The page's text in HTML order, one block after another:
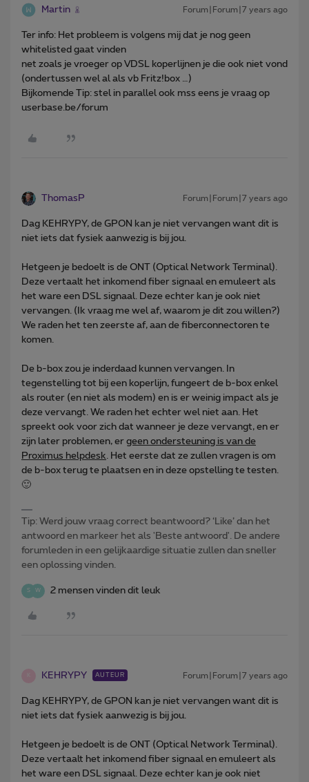
Martin Forum|Forum|7 years ago
Ter info: Het probleem is volgens mij dat je nog geen
whitelisted gaat vinden
net zoals je vroeger op VDSL koperlijnen je die ook niet vond
(ondertussen wel al als vb Fritz!box …)
Bijkomende Tip: stel in parallel ook mss eens je vraag op
userbase.be/forum
ThomasP Forum|Forum|7 years ago
Dag KEHRYPY, de GPON kan je niet vervangen want dit is
niet iets dat fysiek aanwezig is bij jou.
Hetgeen je bedoelt is de ONT (Optical Network Terminal).
Deze vertaalt het inkomend fiber signaal en emuleert als
het ware een DSL signaal. Deze echter kan je ook niet
vervangen. (Ik vraag me wel af, waarom je dit zou willen?)
We raden het ten zeerste af, aan de fiberconnectoren te
komen.
De b-box zou je inderdaad kunnen vervangen. In
tegenstelling tot bij een koperlijn, fungeert de b-box enkel
als router (en niet als modem) en is er weinig impact als je
deze vervangt. We raden het echter wel niet aan. Het
spreekt ook voor zich dat wanneer je deze vervangt, en er
zijn later problemen, er geen ondersteuning is van de
Proximus helpdesk . Het eerste dat ze zullen vragen is om
de b-box terug te plaatsen en in deze opstelling te testen.
🙂
Tip: Werd jouw vraag correct beantwoord? ‘Like’ dan het
antwoord en markeer het als 'Beste antwoord'. De andere
forumleden in een gelijkaardige situatie zullen dan sneller
een oplossing vinden.
S W 2 mensen vinden dit leuk
KEHRYPY AUTEUR Forum|Forum|7 years ago
Dag KEHRYPY, de GPON kan je niet vervangen want dit is
niet iets dat fysiek aanwezig is bij jou.
Hetgeen je bedoelt is de ONT (Optical Network Terminal).
Deze vertaalt het inkomend fiber signaal en emuleert als
het ware een DSL signaal. Deze echter kan je ook niet